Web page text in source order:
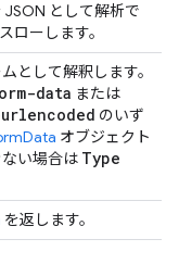
として解析で
ローします。
として解釈します。
data または
のいず
オブジェクト
い場合は Type
を返します。